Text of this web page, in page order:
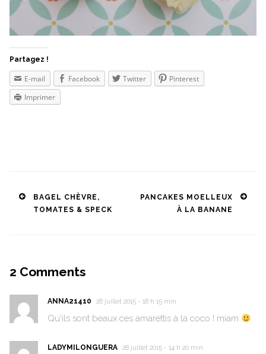
Partagez !
E-mail Facebook Twitter
Pinterest
Imprimer
PostBAGEL CHÈVRE,
TOMATES & SPECK
PANCAKES MOELLEUX
À LA BANANE
2 Comments
ANNA21410 28 juillet 2015 - 18 h 15 min
Qu'ils sont beaux ces amarettis à la coco ! miam
LADYMILONGUERA 28 juillet 2015 - 14 h 20 min